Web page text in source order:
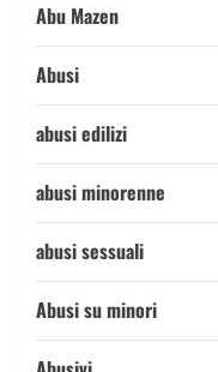
Abu Mazen
Abusi
abusi edilizi
abusi minorenne
abusi sessuali
Abusi su minori